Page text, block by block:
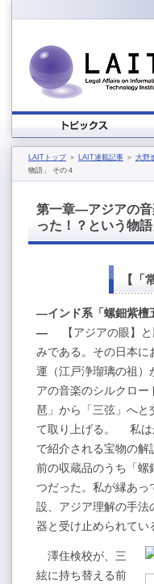
LAITトップ＞ LAIT連載記事 ＞ 大野
物語」 その４
第一章―アジアの音
った！？という物
【「
―インド系「螺鈿紫檀
― 【アジアの眼】と
みである。その日本に
運（江戸浄瑠璃の祖）
アの音楽のシルクロ
琶」から「三弦」へ
て取り上げる。 私は
で紹介される宝物の
前の収蔵品のうち「螺
つだった。私が縁あっ
設、アジア理解の手法
器と受け止められてい
澤住検校が、三
絃に持ち替える前